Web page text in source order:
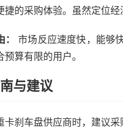
捷的采购体验。虽然定位
市场反应速度快，能够
算有限的用户。
与建议
卡刹车盘供应商时，建议采